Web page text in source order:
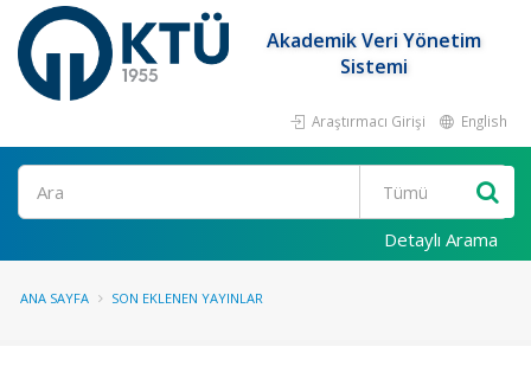
Akademik Veri Yönetim
Sistemi
Araştırmacı Girişi English
Ara
Detaylı Arama
ANA SAYFA SON EKLENEN YAYINLAR